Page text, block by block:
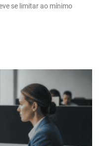
se limitar ao mínimo